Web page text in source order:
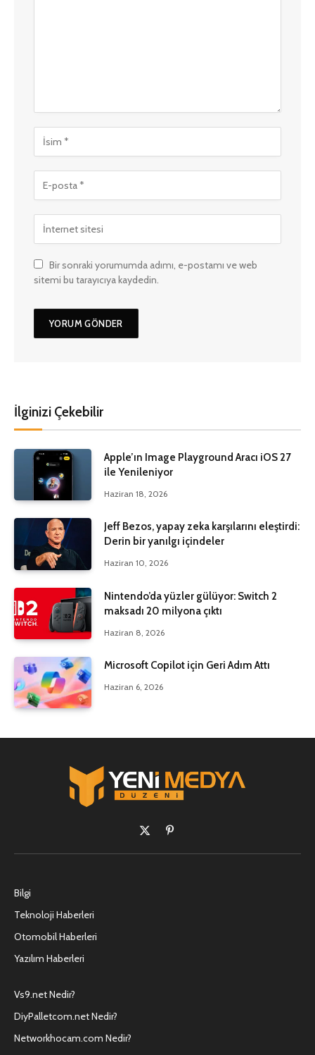
Bir sonraki yorumumda adımı, e-postamı ve web
sitemi bu tarayıcıya kaydedin.
İlginizi Çekebilir
Apple’ın Image Playground Aracı iOS 27
ile Yenileniyor
Haziran 18, 2026
Jeff Bezos, yapay zeka karşılarını eleştirdi:
Derin bir yanılgı içindeler
Haziran 10, 2026
Nintendo’da yüzler gülüyor: Switch 2
maksadı 20 milyona çıktı
Haziran 8, 2026
Microsoft Copilot için Geri Adım Attı
Haziran 6, 2026
X
(Twitter)
Pinterest'in
Bilgi
Teknoloji Haberleri
Otomobil Haberleri
Yazılım Haberleri
Vs9.net Nedir?
DiyPalletcom.net Nedir?
Networkhocam.com Nedir?